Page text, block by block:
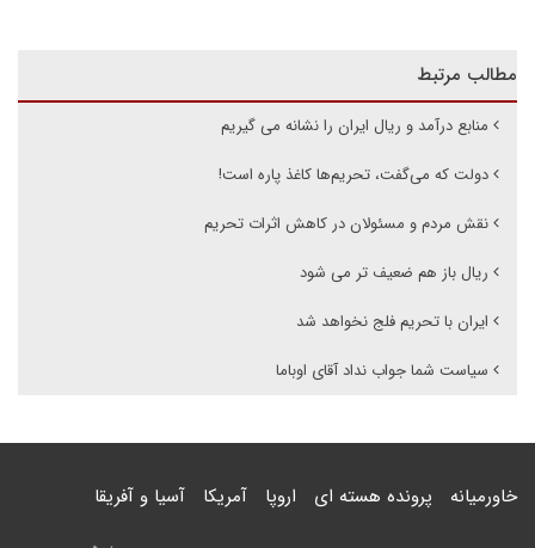
مطالب مرتبط
منابع درآمد و ریال ایران را نشانه می گیریم
دولت که می‌گفت، تحریم‌ها کاغذ پاره است!
نقش مردم و مسئولان در کاهش اثرات تحریم
ریال باز هم ضعیف تر می شود
ایران با تحریم فلج نخواهد شد
سیاست شما جواب نداد آقای اوباما
خاورمیانه پرونده هسته ای اروپا آمریکا آسیا و آفریقا